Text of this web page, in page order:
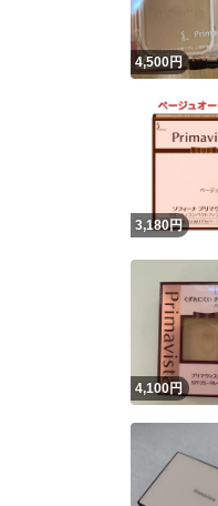
4,500円
3,180円
4,100円